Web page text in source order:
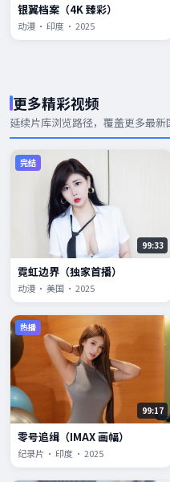
银翼档案（4K 臻彩）
动漫 · 印度 · 2025
更多精彩视频
延续片库浏览路径，覆盖更多最新
完结
99:33
霓虹边界（独家首播）
动漫 · 美国 · 2025
热播
99:17
零号追缉（IMAX 画幅）
纪录片 · 印度 · 2025